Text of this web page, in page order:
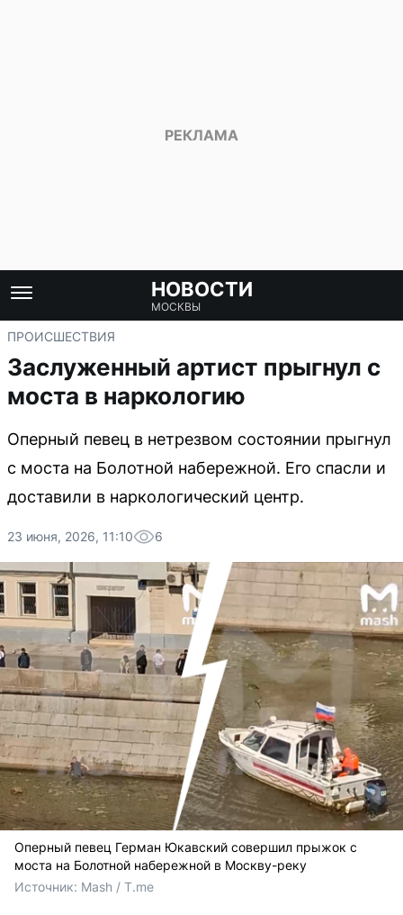
НОВОСТИ
МОСКВЫ
ПРОИСШЕСТВИЯ
Заслуженный артист прыгнул с
моста в наркологию
Оперный певец в нетрезвом состоянии прыгнул
с моста на Болотной набережной. Его спасли и
доставили в наркологический центр.
23 июня, 2026, 11:10 6
Оперный певец Герман Юкавский совершил прыжок с
моста на Болотной набережной в Москву-реку
Источник: Mash / T.me